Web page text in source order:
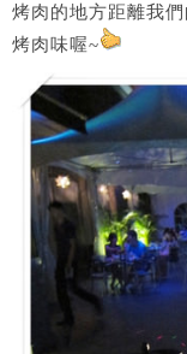
烤肉的地方距離我
烤肉味喔~